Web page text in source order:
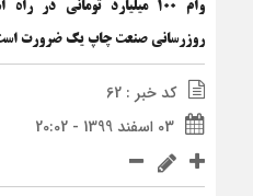
وام 100 ميليارد توماني
روزرساني صنعت چاپ يک ضرورت
کد خبر : 62
03 اسفند 1399 - 20:02